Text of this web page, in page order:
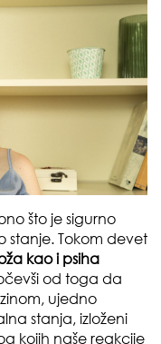
što je sigurno
stanje. Tokom devet
kao i psiha
od toga da
ujedno
stanja, izloženi
kojih naše reakcije